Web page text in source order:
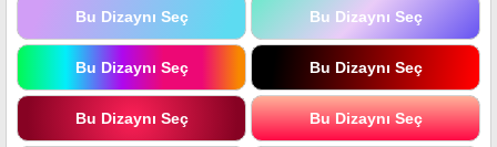
Bu Dizaynı Seç Bu Dizaynı Seç
Bu Dizaynı Seç Bu Dizaynı Seç
Bu Dizaynı Seç Bu Dizaynı Seç